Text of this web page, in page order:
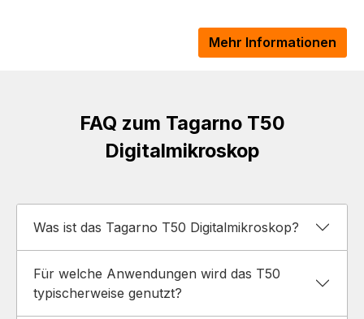
Mehr Informationen
FAQ zum Tagarno T50
Digitalmikroskop
Was ist das Tagarno T50 Digitalmikroskop?
Für welche Anwendungen wird das T50
typischerweise genutzt?